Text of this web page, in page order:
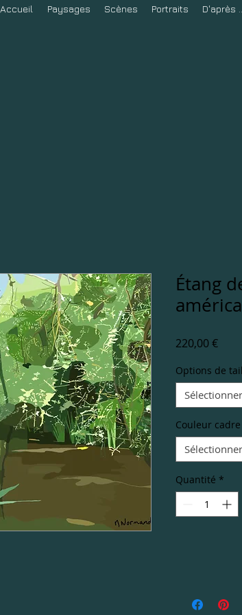
Accueil Paysages Scènes Portraits D'après ...
Étang
220,00 €Prix
Options de
Sélectionner
Couleur
Sélectionner
Quantité *